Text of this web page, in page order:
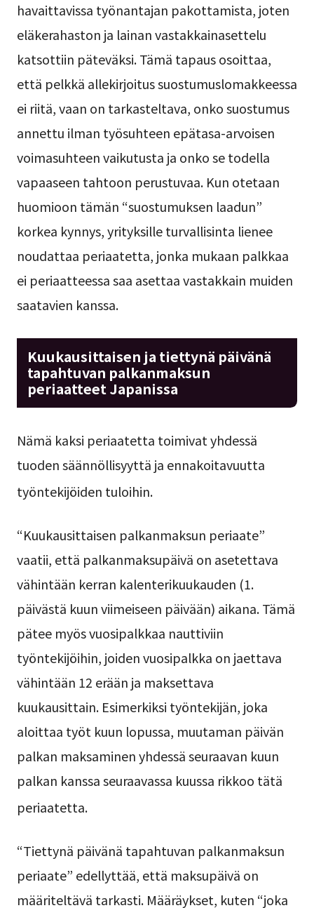
havaittavissa työnantajan pakottamista, joten
eläkerahaston ja lainan vastakkainasettelu
katsottiin päteväksi. Tämä tapaus osoittaa,
että pelkkä allekirjoitus suostumuslomakkeessa
ei riitä, vaan on tarkasteltava, onko suostumus
annettu ilman työsuhteen epätasa-arvoisen
voimasuhteen vaikutusta ja onko se todella
vapaaseen tahtoon perustuvaa. Kun otetaan
huomioon tämän “suostumuksen laadun”
korkea kynnys, yrityksille turvallisinta lienee
noudattaa periaatetta, jonka mukaan palkkaa
ei periaatteessa saa asettaa vastakkain muiden
saatavien kanssa.
Kuukausittaisen ja tiettynä päivänä
tapahtuvan palkanmaksun
periaatteet Japanissa
Nämä kaksi periaatetta toimivat yhdessä
tuoden säännöllisyyttä ja ennakoitavuutta
työntekijöiden tuloihin.
“Kuukausittaisen palkanmaksun periaate”
vaatii, että palkanmaksupäivä on asetettava
vähintään kerran kalenterikuukauden (1.
päivästä kuun viimeiseen päivään) aikana. Tämä
pätee myös vuosipalkkaa nauttiviin
työntekijöihin, joiden vuosipalkka on jaettava
vähintään 12 erään ja maksettava
kuukausittain. Esimerkiksi työntekijän, joka
aloittaa työt kuun lopussa, muutaman päivän
palkan maksaminen yhdessä seuraavan kuun
palkan kanssa seuraavassa kuussa rikkoo tätä
periaatetta.
“Tiettynä päivänä tapahtuvan palkanmaksun
periaate” edellyttää, että maksupäivä on
määriteltävä tarkasti. Määräykset, kuten “joka